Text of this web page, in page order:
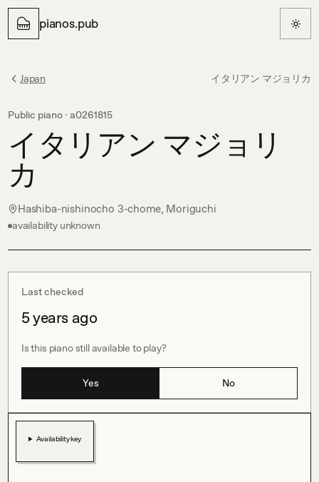
pianos.pub
Japan イタリアン マジョリカ
Public piano · a0261815
イタリアン マジョリ
カ
Hashiba-nishinocho 3-chome, Moriguchi
availability unknown
Last checked
5 years ago
Is this piano still available to play?
Yes No
Availability key